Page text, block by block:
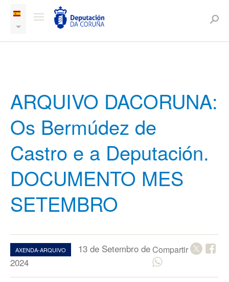
ARQUIVO DACORUNA:
Os Bermúdez de
Castro e a Deputación.
DOCUMENTO MES
SETEMBRO
AXENDA-ARQUIVO
13 de Setembro de
2024
Compartir